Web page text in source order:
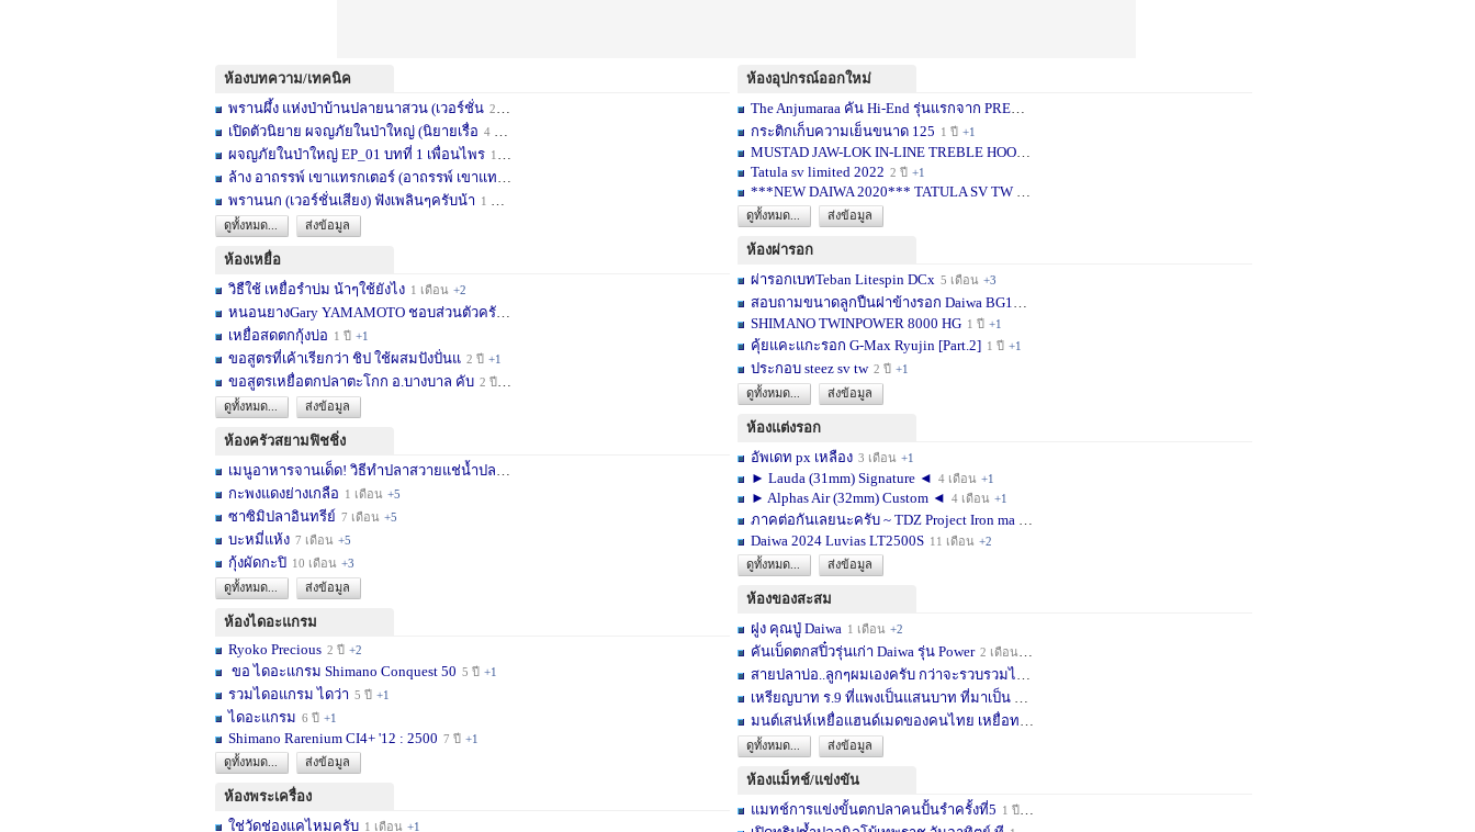
ห้องบทความ/เทคนิค
พรานผึ้ง แห่งป่าบ้านปลายนาสวน (เวอร์ชั่น 2 เดือน
เปิดตัวนิยาย ผจญภัยในป่าใหญ่ (นิยายเรื่อ 4 เดือน
ผจญภัยในป่าใหญ่ EP_01 บทที่ 1 เพื่อนไพร 11 เดือน
ล้าง อาถรรพ์ เขาแทรกเตอร์ (อาถรรพ์ เขาแท
พรานนก (เวอร์ชั่นเสียง) ฟังเพลินๆครับน้า 1 ปี
ดูทั้งหมด...
ส่งข้อมูล
ห้องเหยื่อ
วิธืใช้ เหยื่อรำบ่ม น้าๆใช้ยังไง 1 เดือน +2
หนอนยางGary YAMAMOTO ชอบส่วนตัวครับ... เ
เหยื่อสดตกกุ้งบ่อ 1 ปี +1
ขอสูตรที่เค้าเรียกว่า ชิป ใช้ผสมปังปั่นแ 2 ปี +1
ขอสูตรเหยื่อตกปลาตะโกก อ.บางบาล คับ 2 ปี
ดูทั้งหมด...
ส่งข้อมูล
ห้องครัวสยามฟิชชิ่ง
เมนูอาหารจานเด็ด! วิธีทำปลาสวายแช่น้ำปลา
กะพงแดงย่างเกลือ 1 เดือน +5
ซาซิมิปลาอินทรีย์ 7 เดือน +5
บะหมี่แห้ง 7 เดือน +5
กุ้งผัดกะปิ 10 เดือน +3
ดูทั้งหมด...
ส่งข้อมูล
ห้องไดอะแกรม
Ryoko Precious 2 ปี +2
ขอ ไดอะแกรม Shimano Conquest 50 5 ปี +1
รวมไดอแกรม ไดว่า 5 ปี +1
ไดอะแกรม 6 ปี +1
Shimano Rarenium CI4+ '12 : 2500 7 ปี +1
ดูทั้งหมด...
ส่งข้อมูล
ห้องพระเครื่อง
ใช่วัดช่องแคไหมครับ 1 เดือน +1
ห้องอุปกรณ์ออกใหม่
The Anjumaraa คัน Hi-End รุ่นแรกจาก PREY
กระติกเก็บความเย็นขนาด 125 1 ปี +1
MUSTAD JAW-LOK IN-LINE TREBLE HOOK - 5X
Tatula sv limited 2022 2 ปี +1
***NEW DAIWA 2020*** TATULA SV TW
ดูทั้งหมด...
ส่งข้อมูล
ห้องผ่ารอก
ผ่ารอกเบทTeban Litespin DCx 5 เดือน +3
สอบถามขนาดลูกปืนฝาข้างรอก Daiwa BG10
SHIMANO TWINPOWER 8000 HG 1 ปี +1
คุ้ยแคะแกะรอก G-Max Ryujin [Part.2] 1 ปี +1
ประกอบ steez sv tw 2 ปี +1
ดูทั้งหมด...
ส่งข้อมูล
ห้องแต่งรอก
อัพเดท px เหลือง 3 เดือน +1
► Lauda (31mm) Signature ◄ 4 เดือน +1
► Alphas Air (32mm) Custom ◄ 4 เดือน +1
ภาคต่อกันเลยนะครับ ~ TDZ Project Iron ma
Daiwa 2024 Luvias LT2500S 11 เดือน +2
ดูทั้งหมด...
ส่งข้อมูล
ห้องของสะสม
ฝูง คุณปู่ Daiwa 1 เดือน +2
คันเบ็ดตกสปิ๋วรุ่นเก่า Daiwa รุ่น Power 2 เดือน
สายปลาบ่อ..ลูกๆผมเองครับ กว่าจะรวบรวมได้
เหรียญบาท ร.9 ที่แพงเป็นแสนบาท ที่มาเป็น
มนต์เสน่ห์เหยื่อแฮนด์เมดของคนไทย เหยื่อท
ดูทั้งหมด...
ส่งข้อมูล
ห้องแม็ทช์/แข่งขัน
แมทช์การแข่งขั้นตกปลาคนปั้นรำครั้งที่5 1 ปี